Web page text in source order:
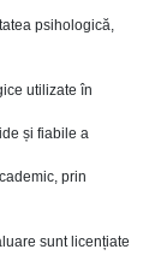
psihologică,
utilizate în
și fiabile a
prin
sunt licențiate